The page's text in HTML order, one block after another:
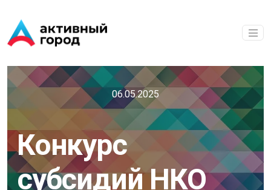
06.05.2025
Конкурс
субсидий НКО